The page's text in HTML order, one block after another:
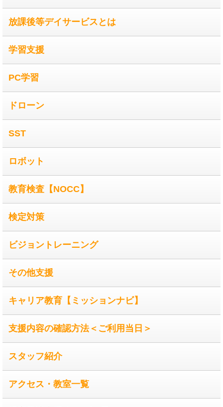
放課後等デイサービスとは
学習支援
PC学習
ドローン
SST
ロボット
教育検査【NOCC】
検定対策
ビジョントレーニング
その他支援
キャリア教育【ミッションナビ】
支援内容の確認方法＜ご利用当日＞
スタッフ紹介
アクセス・教室一覧